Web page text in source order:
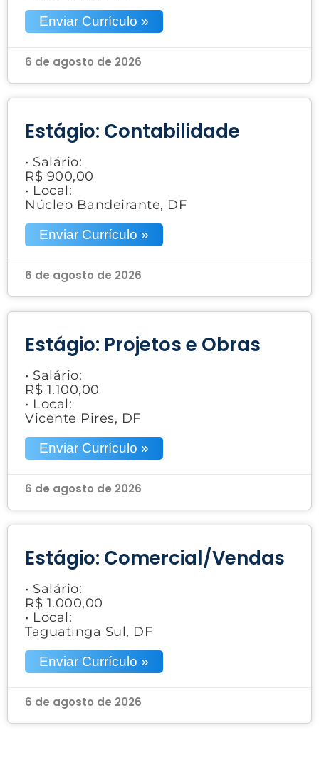
Enviar Currículo »
6 de agosto de 2026
Estágio: Contabilidade
• Salário:
R$ 900,00
• Local:
Núcleo Bandeirante, DF
Enviar Currículo »
6 de agosto de 2026
Estágio: Projetos e Obras
• Salário:
R$ 1.100,00
• Local:
Vicente Pires, DF
Enviar Currículo »
6 de agosto de 2026
Estágio: Comercial/Vendas
• Salário:
R$ 1.000,00
• Local:
Taguatinga Sul, DF
Enviar Currículo »
6 de agosto de 2026